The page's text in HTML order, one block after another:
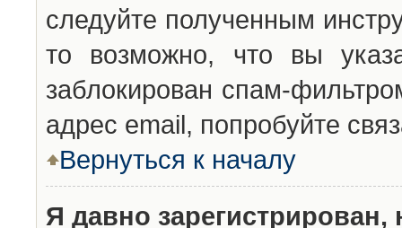
следуйте полученным
то возможно, что вы
заблокирован спам-
адрес email, попробуйте
Вернуться к началу
Я давно